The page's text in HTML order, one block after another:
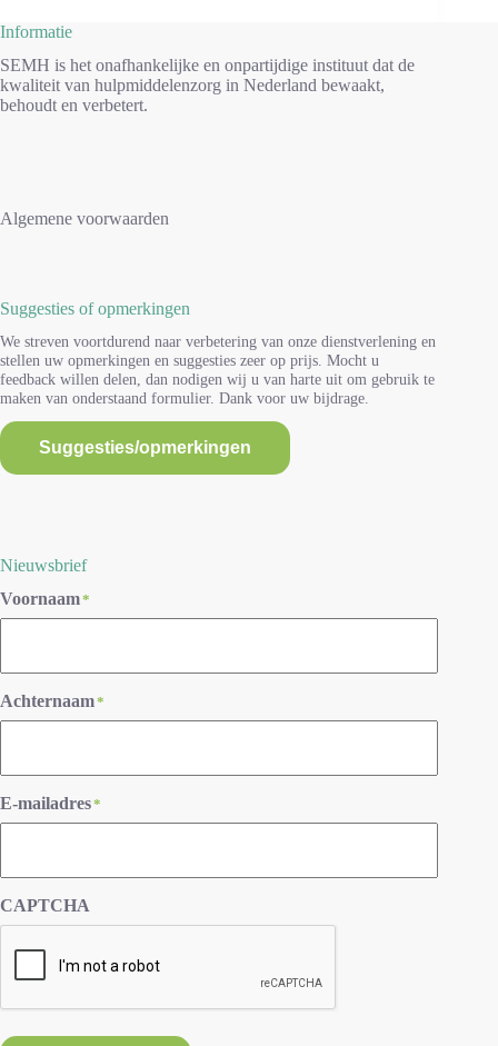
Informatie
SEMH is het onafhankelijke en onpartijdige instituut dat de
kwaliteit van hulpmiddelenzorg in Nederland bewaakt,
behoudt en verbetert.
Algemene voorwaarden
Suggesties of opmerkingen
We streven voortdurend naar verbetering van onze dienstverlening en
stellen uw opmerkingen en suggesties zeer op prijs. Mocht u
feedback willen delen, dan nodigen wij u van harte uit om gebruik te
maken van onderstaand formulier. Dank voor uw bijdrage.
Suggesties/opmerkingen
Nieuwsbrief
Voornaam*
Achternaam*
E-mailadres*
CAPTCHA